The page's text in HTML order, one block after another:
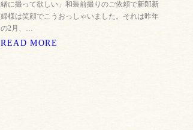
緒に撮って欲しい」和装前撮りのご依頼で新郎新
婦様は笑顔でこうおっしゃいました。それは昨年
の2月、…
READ MORE